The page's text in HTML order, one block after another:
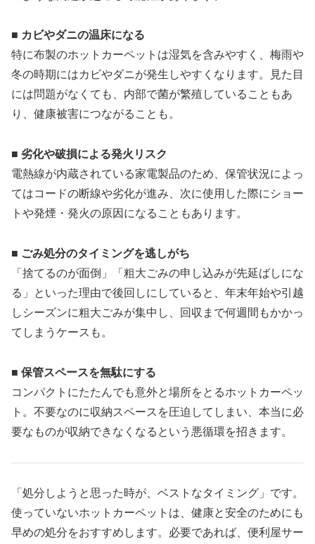
■ カビやダニの温床になる
特に布製のホットカーペットは湿気を含みやすく、梅雨や
冬の時期にはカビやダニが発生しやすくなります。見た目
には問題がなくても、内部で菌が繁殖していることもあ
り、健康被害につながることも。
■ 劣化や破損による発火リスク
電熱線が内蔵されている家電製品のため、保管状況によっ
てはコードの断線や劣化が進み、次に使用した際にショー
トや発煙・発火の原因になることもあります。
■ ごみ処分のタイミングを逃しがち
「捨てるのが面倒」「粗大ごみの申し込みが先延ばしにな
る」といった理由で後回しにしていると、年末年始や引越
しシーズンに粗大ごみが集中し、回収まで何週間もかかっ
てしまうケースも。
■ 保管スペースを無駄にする
コンパクトにたたんでも意外と場所をとるホットカーペッ
ト。不要なのに収納スペースを圧迫してしまい、本当に必
要なものが収納できなくなるという悪循環を招きます。
「処分しようと思った時が、ベストなタイミング」です。
使っていないホットカーペットは、健康と安全のためにも
早めの処分をおすすめします。必要であれば、便利屋サー